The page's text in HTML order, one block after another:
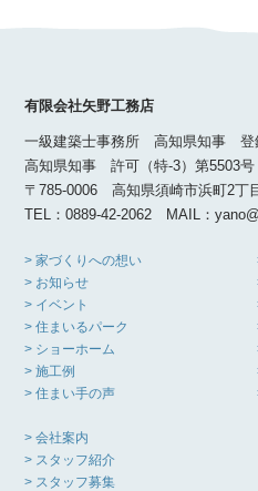
有限会社矢野工務店
一級建築士事務所 高知県知事 登
高知県知事 許可（特-3）第5503号
〒785-0006 高知県須崎市浜町2丁
TEL：0889-42-2062 MAIL：
> 家づくりへの想い
> お知らせ
> イベント
> 住まいるパーク
> ショーホーム
> 施工例
> 住まい手の声
> 会社案内
> スタッフ紹介
> スタッフ募集